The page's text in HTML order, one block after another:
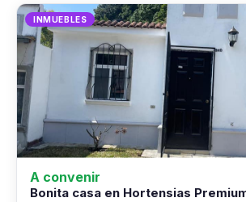
INMUEBLES
A convenir
Bonita casa en Hortensias